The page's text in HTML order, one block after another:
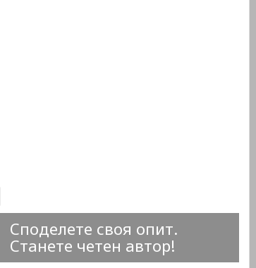
Споделете своя опит.
Станете четен автор!